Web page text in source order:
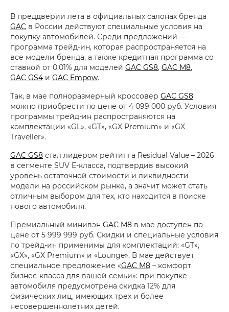
В преддверии лета в официальных салонах бренда
GAC в России действуют специальные условия на
покупку автомобилей. Среди предложений —
программа трейд-ин, которая распространяется на
все модели бренда, а также кредитная программа со
ставкой от 0,01% для моделей GAC GS8, GAC M8,
GAC GS4 и GAC Empow.
Так, в мае полноразмерный кроссовер GAC GS8
можно приобрести по цене от 4 099 000 руб. Условия
программы трейд-ин распространяются на
комплектации «GL», «GT», «GX Premium» и «GX
Traveller».
GAC GS8 стал лидером рейтинга Residual Value – 2026
в сегменте SUV E-класса, подтвердив высокий
уровень остаточной стоимости и ликвидности
модели на российском рынке, а значит может стать
отличным выбором для тех, кто находится в поиске
нового автомобиля.
Премиальный минивэн GAC M8 в мае доступен по
цене от 5 999 999 руб. Скидки и специальные условия
по трейд-ин применимы для комплектаций: «GT»,
«GX», «GX Premium» и «Lounge». В мае действует
специальное предложение «GAC M8 – комфорт
бизнес-класса для вашей семьи»: при покупке
автомобиля предусмотрена скидка 12% для
физических лиц, имеющих трех и более
несовершеннолетних детей.